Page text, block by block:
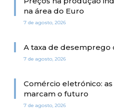
na área do Euro
7 de agosto, 2026
A taxa de desemprego
7 de agosto, 2026
Comércio eletrónico:
marcam o futuro
7 de agosto, 2026